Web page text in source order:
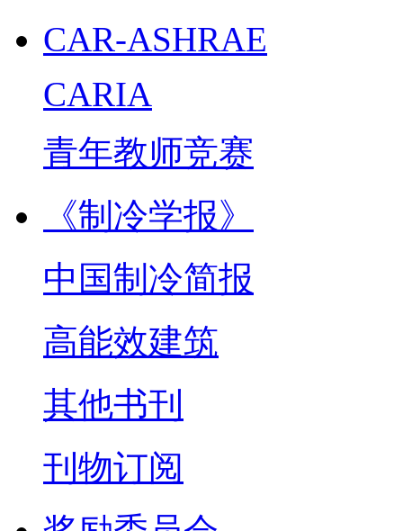
CAR-ASHRAE
CARIA
青年教师竞赛
《制冷学报》
中国制冷简报
高能效建筑
其他书刊
刊物订阅